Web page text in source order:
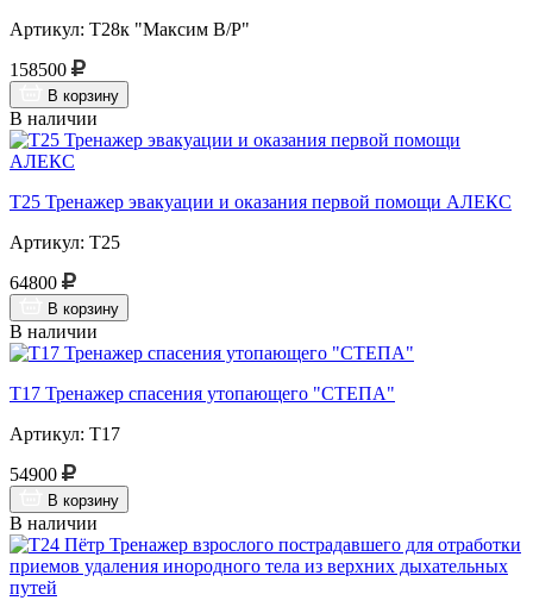
Артикул: Т28к "Максим В/Р"
158500
В корзину
В наличии
Т25 Тренажер эвакуации и оказания первой помощи АЛЕКС
Артикул: Т25
64800
В корзину
В наличии
Т17 Тренажер спасения утопающего "СТЕПА"
Артикул: Т17
54900
В корзину
В наличии